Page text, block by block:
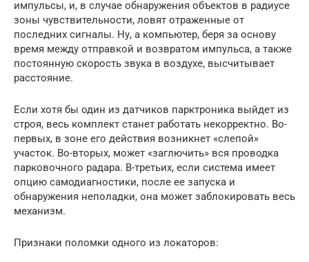
импульсы, и, в случае обнаружения объектов в радиусе
зоны чувствительности, ловят отраженные от
последних сигналы. Ну, а компьютер, беря за основу
время между отправкой и возвратом импульса, а также
постоянную скорость звука в воздухе, высчитывает
расстояние.
Если хотя бы один из датчиков парктроника выйдет из
строя, весь комплект станет работать некорректно. Во-
первых, в зоне его действия возникнет «слепой»
участок. Во-вторых, может «заглючить» вся проводка
парковочного радара. В-третьих, если система имеет
опцию самодиагностики, после ее запуска и
обнаружения неполадки, она может заблокировать весь
механизм.
Признаки поломки одного из локаторов: